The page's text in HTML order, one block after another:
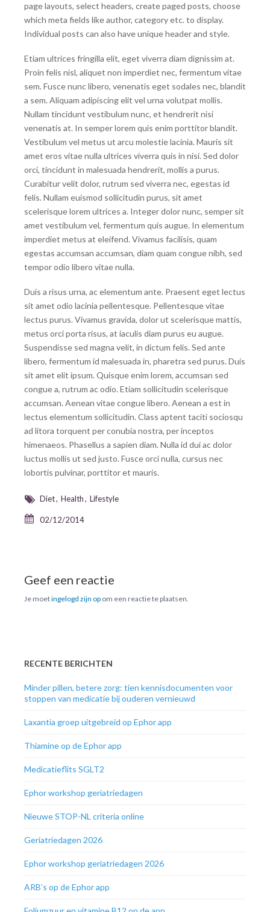
page layouts, select headers, create paged posts, choose
which meta fields like author, category etc. to display.
Individual posts can also have unique header and style.
Etiam ultrices fringilla elit, eget viverra diam dignissim at.
Proin felis nisl, aliquet non imperdiet nec, fermentum vitae
sem. Fusce nunc libero, venenatis eget sodales nec, blandit
a sem. Aliquam adipiscing elit vel urna volutpat mollis.
Nullam tincidunt vestibulum nunc, et hendrerit nisi
venenatis at. In semper lorem quis enim porttitor blandit.
Vestibulum vel metus ut arcu molestie lacinia. Mauris sit
amet eros vitae nulla ultrices viverra quis in nisi. Sed dolor
orci, tincidunt in malesuada hendrerit, mollis a purus.
Curabitur velit dolor, rutrum sed viverra nec, egestas id
felis. Nullam euismod sollicitudin purus, sit amet
scelerisque lorem ultrices a. Integer dolor nunc, semper sit
amet vestibulum vel, fermentum quis augue. In elementum
imperdiet metus at eleifend. Vivamus facilisis, quam
egestas accumsan accumsan, diam quam congue nibh, sed
tempor odio libero vitae nulla.
Duis a risus urna, ac elementum ante. Praesent eget lectus
sit amet odio lacinia pellentesque. Pellentesque vitae
lectus purus. Vivamus gravida, dolor ut scelerisque mattis,
metus orci porta risus, at iaculis diam purus eu augue.
Suspendisse sed magna velit, in dictum felis. Sed ante
libero, fermentum id malesuada in, pharetra sed purus. Duis
sit amet elit ipsum. Quisque enim lorem, accumsan sed
congue a, rutrum ac odio. Etiam sollicitudin scelerisque
accumsan. Aenean vitae congue libero. Aenean a est in
lectus elementum sollicitudin. Class aptent taciti sociosqu
ad litora torquent per conubia nostra, per inceptos
himenaeos. Phasellus a sapien diam. Nulla id dui ac dolor
luctus mollis ut sed justo. Fusce orci nulla, cursus nec
lobortis pulvinar, porttitor et mauris.
Diet Health Lifestyle
02/12/2014
Geef een reactie
Je moetingelogd zijn op om een reactie te plaatsen.
RECENTE BERICHTEN
Minder pillen, betere zorg: tien kennisdocumenten voor
stoppen van medicatie bij ouderen vernieuwd
Laxantia groep uitgebreid op Ephor app
Thiamine op de Ephor app
Medicatieflits SGLT2
Ephor workshop geriatriedagen
Nieuwe STOP-NL criteria online
Geriatriedagen 2026
Ephor workshop geriatriedagen 2026
ARB’s op de Ephor app